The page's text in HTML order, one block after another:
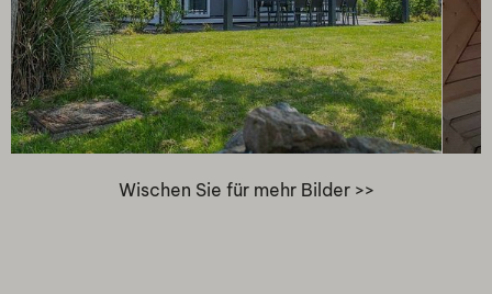
Wischen Sie für mehr Bilder >>